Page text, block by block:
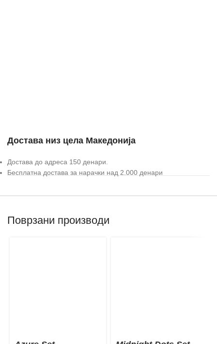
Достава низ цела Македонија
Достава до адреса 150 денари.
Бесплатна достава за нарачки над 2.000 денари
Поврзани производи